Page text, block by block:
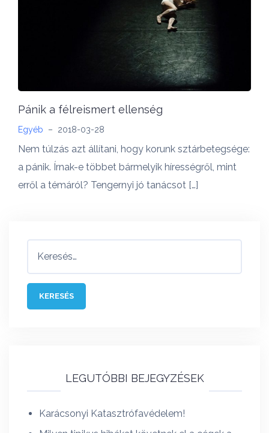
Pánik a félreismert ellenség
Egyéb – 2018-03-28
Nem túlzás azt állítani, hogy korunk sztárbetegsége:
a pánik. Írnak-e többet bármelyik hírességről, mint
erről a témáról? Tengernyi jó tanácsot […]
LEGUTÓBBI BEJEGYZÉSEK
Karácsonyi Katasztrófavédelem!